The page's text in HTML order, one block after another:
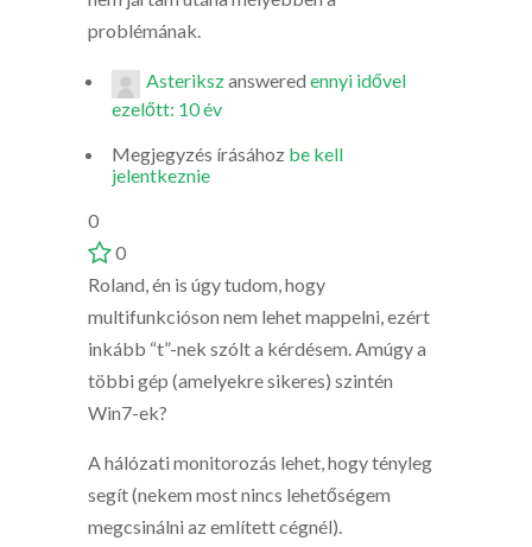
problémának.
Asterikszanswered ennyi idővel
ezelőtt: 10 év
Megjegyzés írásához be kell
jelentkeznie
0
0
Roland, én is úgy tudom, hogy
multifunkcióson nem lehet mappelni, ezért
inkább “t”-nek szólt a kérdésem. Amúgy a
többi gép (amelyekre sikeres) szintén
Win7-ek?
A hálózati monitorozás lehet, hogy tényleg
segít (nekem most nincs lehetőségem
megcsinálni az említett cégnél).